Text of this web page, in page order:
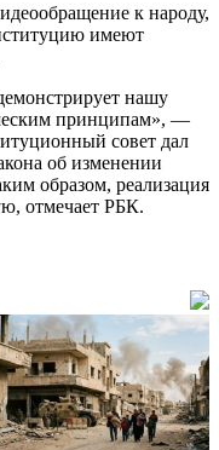
к народу,
имеют
нашу
принципам», —
совет дал
об изменении
образом, реализация
отмечает РБК.